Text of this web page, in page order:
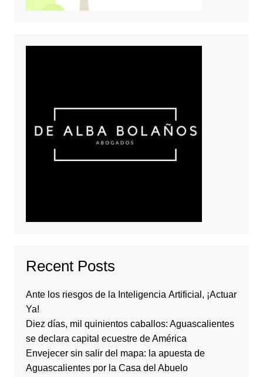
Recent Posts
Ante los riesgos de la Inteligencia Artificial, ¡Actuar
Ya!
Diez días, mil quinientos caballos: Aguascalientes
se declara capital ecuestre de América
Envejecer sin salir del mapa: la apuesta de
Aguascalientes por la Casa del Abuelo